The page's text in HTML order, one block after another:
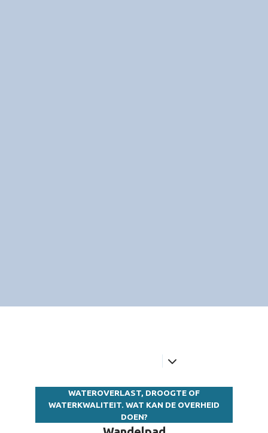
WATEROVERLAST, DROOGTE OF
WATERKWALITEIT. WAT KAN DE OVERHEID
DOEN?